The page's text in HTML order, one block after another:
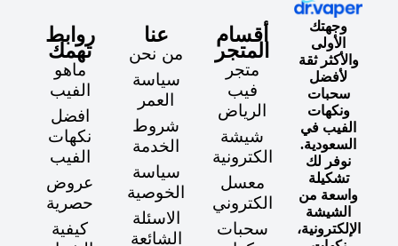
وجهتك
الأولى
والأكثر ثقة
لأفضل
سحبات
ونكهات
الفيب في
السعودية.
نوفر لك
تشكيلة
واسعة من
الشيشة
الإلكترونية،
أقسام
المتجر
متجر
فيب
الرياض
شيشة
الكترونية
معسل
الكتروني
سحبات
عنا
من نحن
سياسة
العمر
شروط
الخدمة
سياسة
الخوصية
الاسئلة
الشائعة
روابط
تهمك
ماهو
الفيب
افضل
نكهات
الفيب
عروض
حصرية
كيفية